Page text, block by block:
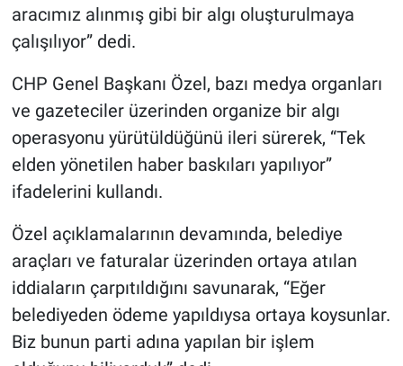
aracımız alınmış gibi bir algı oluşturulmaya
çalışılıyor” dedi.
CHP Genel Başkanı Özel, bazı medya organları
ve gazeteciler üzerinden organize bir algı
operasyonu yürütüldüğünü ileri sürerek, “Tek
elden yönetilen haber baskıları yapılıyor”
ifadelerini kullandı.
Özel açıklamalarının devamında, belediye
araçları ve faturalar üzerinden ortaya atılan
iddiaların çarpıtıldığını savunarak, “Eğer
belediyeden ödeme yapıldıysa ortaya koysunlar.
Biz bunun parti adına yapılan bir işlem